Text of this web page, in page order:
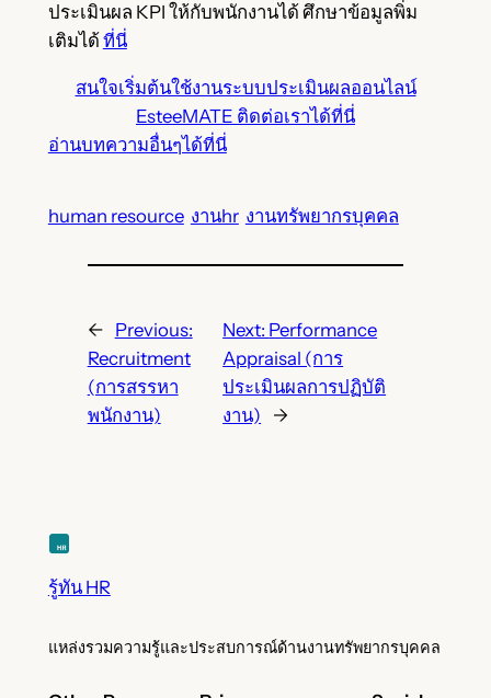
ประเมินผล KPI ให้กับพนักงานได้ ศึกษาข้อมูลพิ่ม
เติมได้ ที่นี่
สนใจเริ่มต้นใช้งานระบบประเมินผลออนไลน์
EsteeMATE ติดต่อเราได้ที่นี่
อ่านบทความอื่นๆได้ที่นี่
human resource งานhr งานทรัพยากรบุคคล
←
Previous:
Recruitment
(การสรรหา
พนักงาน)
Next: Performance
Appraisal (การ
ประเมินผลการปฏิบัติ
งาน)
→
รู้ทัน HR
แหล่งรวมความรู้และประสบการณ์ด้านงานทรัพยากรบุคคล